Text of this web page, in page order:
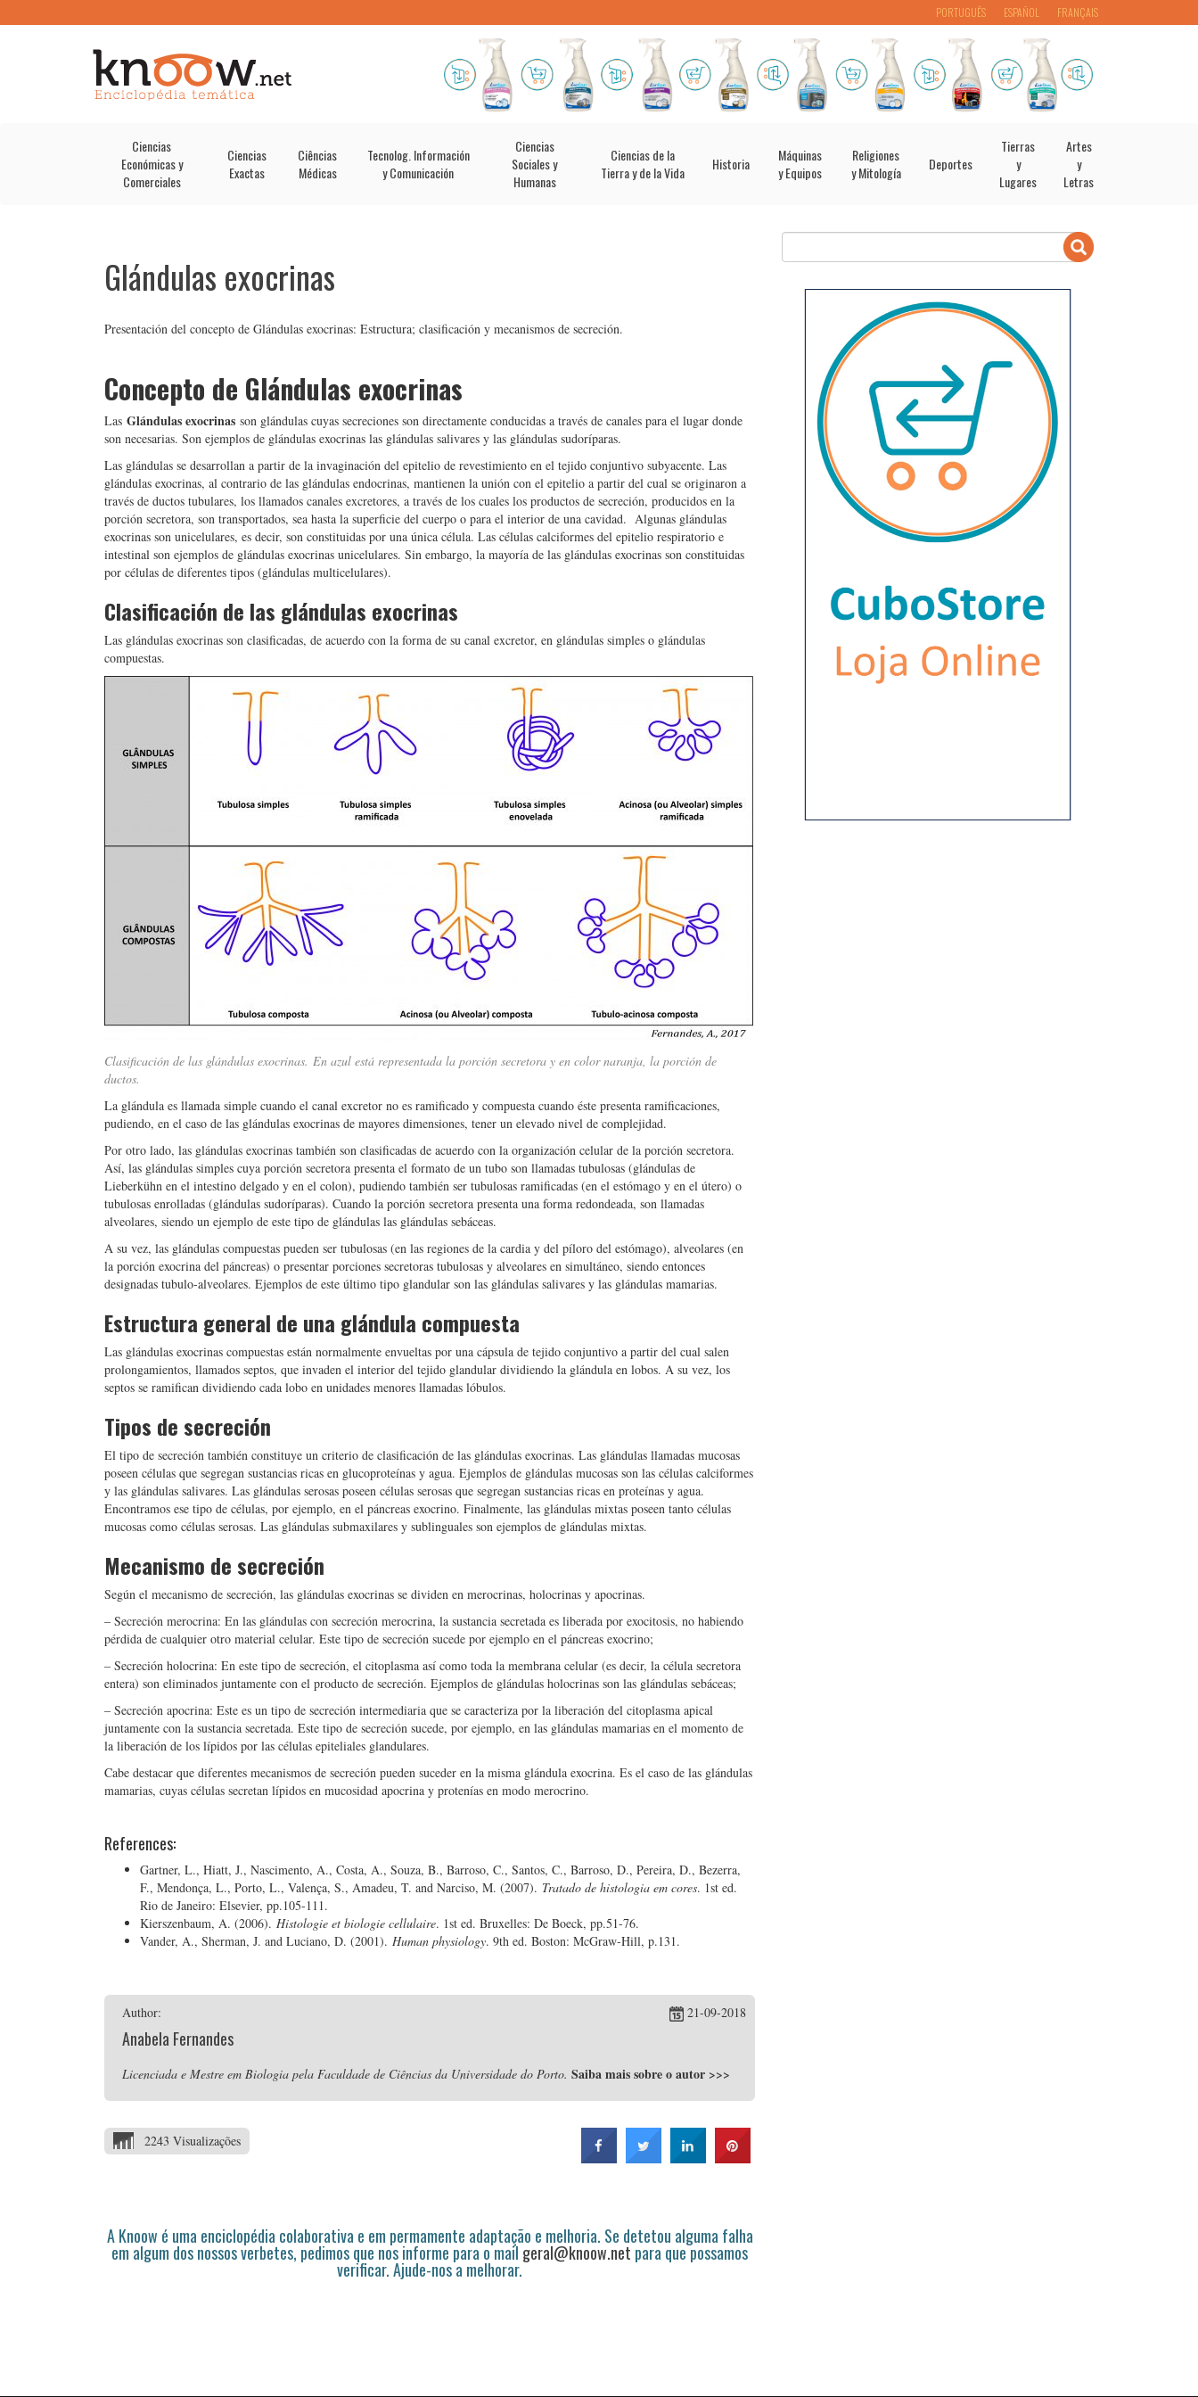
PORTUGUÊS ESPAÑOL FRANÇAIS
Ciencias
Económicas y
Comerciales
Ciencias
Exactas
Ciências
Médicas
Tecnolog. Información
y Comunicación
Ciencias
Sociales y
Humanas
Ciencias de la
Tierra y de la Vida
Historia
Máquinas
y Equipos
Religiones
y Mitología
Deportes
Tierras
y
Lugares
Artes
y
Letras
Glándulas exocrinas
Presentación del concepto de Glándulas exocrinas: Estructura; clasificación y mecanismos de secreción.
Concepto de Glándulas exocrinas
Las Glándulas exocrinas son glándulas cuyas secreciones son directamente conducidas a través de canales para el lugar donde
son necesarias. Son ejemplos de glándulas exocrinas las glándulas salivares y las glándulas sudoríparas.
Las glándulas se desarrollan a partir de la invaginación del epitelio de revestimiento en el tejido conjuntivo subyacente. Las
glándulas exocrinas, al contrario de las glándulas endocrinas, mantienen la unión con el epitelio a partir del cual se originaron a
través de ductos tubulares, los llamados canales excretores, a través de los cuales los productos de secreción, producidos en la
porción secretora, son transportados, sea hasta la superficie del cuerpo o para el interior de una cavidad. Algunas glándulas
exocrinas son unicelulares, es decir, son constituidas por una única célula. Las células calciformes del epitelio respiratorio e
intestinal son ejemplos de glándulas exocrinas unicelulares. Sin embargo, la mayoría de las glándulas exocrinas son constituidas
por células de diferentes tipos (glándulas multicelulares).
Clasificación de las glándulas exocrinas
Las glándulas exocrinas son clasificadas, de acuerdo con la forma de su canal excretor, en glándulas simples o glándulas
compuestas.
Clasificación de las glándulas exocrinas. En azul está representada la porción secretora y en color naranja, la porción de
ductos.
La glándula es llamada simple cuando el canal excretor no es ramificado y compuesta cuando éste presenta ramificaciones,
pudiendo, en el caso de las glándulas exocrinas de mayores dimensiones, tener un elevado nivel de complejidad.
Por otro lado, las glándulas exocrinas también son clasificadas de acuerdo con la organización celular de la porción secretora.
Así, las glándulas simples cuya porción secretora presenta el formato de un tubo son llamadas tubulosas (glándulas de
Lieberkühn en el intestino delgado y en el colon), pudiendo también ser tubulosas ramificadas (en el estómago y en el útero) o
tubulosas enrolladas (glándulas sudoríparas). Cuando la porción secretora presenta una forma redondeada, son llamadas
alveolares, siendo un ejemplo de este tipo de glándulas las glándulas sebáceas.
A su vez, las glándulas compuestas pueden ser tubulosas (en las regiones de la cardia y del píloro del estómago), alveolares (en
la porción exocrina del páncreas) o presentar porciones secretoras tubulosas y alveolares en simultáneo, siendo entonces
designadas tubulo-alveolares. Ejemplos de este último tipo glandular son las glándulas salivares y las glándulas mamarias.
Estructura general de una glándula compuesta
Las glándulas exocrinas compuestas están normalmente envueltas por una cápsula de tejido conjuntivo a partir del cual salen
prolongamientos, llamados septos, que invaden el interior del tejido glandular dividiendo la glándula en lobos. A su vez, los
septos se ramifican dividiendo cada lobo en unidades menores llamadas lóbulos.
Tipos de secreción
El tipo de secreción también constituye un criterio de clasificación de las glándulas exocrinas. Las glándulas llamadas mucosas
poseen células que segregan sustancias ricas en glucoproteínas y agua. Ejemplos de glándulas mucosas son las células calciformes
y las glándulas salivares. Las glándulas serosas poseen células serosas que segregan sustancias ricas en proteínas y agua.
Encontramos ese tipo de células, por ejemplo, en el páncreas exocrino. Finalmente, las glándulas mixtas poseen tanto células
mucosas como células serosas. Las glándulas submaxilares y sublinguales son ejemplos de glándulas mixtas.
Mecanismo de secreción
Según el mecanismo de secreción, las glándulas exocrinas se dividen en merocrinas, holocrinas y apocrinas.
– Secreción merocrina: En las glándulas con secreción merocrina, la sustancia secretada es liberada por exocitosis, no habiendo
pérdida de cualquier otro material celular. Este tipo de secreción sucede por ejemplo en el páncreas exocrino;
– Secreción holocrina: En este tipo de secreción, el citoplasma así como toda la membrana celular (es decir, la célula secretora
entera) son eliminados juntamente con el producto de secreción. Ejemplos de glándulas holocrinas son las glándulas sebáceas;
– Secreción apocrina: Este es un tipo de secreción intermediaria que se caracteriza por la liberación del citoplasma apical
juntamente con la sustancia secretada. Este tipo de secreción sucede, por ejemplo, en las glándulas mamarias en el momento de
la liberación de los lípidos por las células epiteliales glandulares.
Cabe destacar que diferentes mecanismos de secreción pueden suceder en la misma glándula exocrina. Es el caso de las glándulas
mamarias, cuyas células secretan lípidos en mucosidad apocrina y protenías en modo merocrino.
References:
Gartner, L., Hiatt, J., Nascimento, A., Costa, A., Souza, B., Barroso, C., Santos, C., Barroso, D., Pereira, D., Bezerra,
F., Mendonça, L., Porto, L., Valença, S., Amadeu, T. and Narciso, M. (2007). Tratado de histologia em cores. 1st ed.
Rio de Janeiro: Elsevier, pp.105-111.
Kierszenbaum, A. (2006). Histologie et biologie cellulaire. 1st ed. Bruxelles: De Boeck, pp.51-76.
Vander, A., Sherman, J. and Luciano, D. (2001). Human physiology. 9th ed. Boston: McGraw-Hill, p.131.
Author:
Anabela Fernandes
21-09-2018
Licenciada e Mestre em Biologia pela Faculdade de Ciências da Universidade do Porto. Saiba mais sobre o autor >>>
2243 Visualizações
A Knoow é uma enciclopédia colaborativa e em permamente adaptação e melhoria. Se detetou alguma falha
em algum dos nossos verbetes, pedimos que nos informe para o mail geral@knoow.net para que possamos
verificar. Ajude-nos a melhorar.